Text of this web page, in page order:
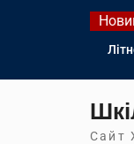
Сайт